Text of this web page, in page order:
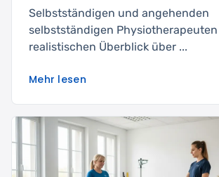
Selbstständigen und angehenden
selbstständigen
realistischen Überblick über ...
Mehr lesen